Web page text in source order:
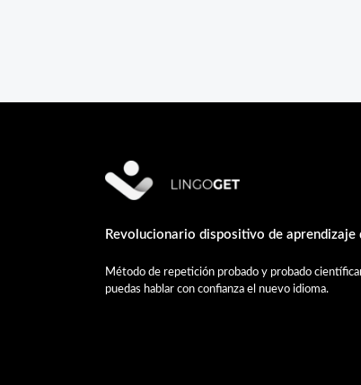
Revolucionario dispositivo de aprendizaje
Método de repetición probado y probado
puedas hablar con confianza el nuevo idioma.